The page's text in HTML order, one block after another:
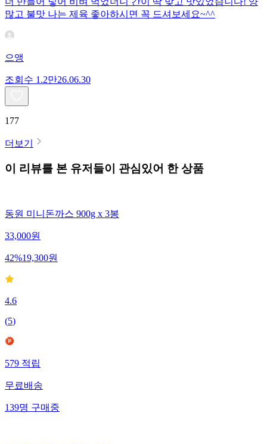
많고 불맛 나는 제육 좋아하시면 꼭 드셔보세요~^^
으앵
조회수 1.2만26.06.30
177
더보기
이 리뷰를 본 유저들이 관심있어 한 상품
동원 미니돈까스 900g x 3봉
33,000원
42%19,300원
4.6
(5)
579 적립
무료배송
139명 구매중